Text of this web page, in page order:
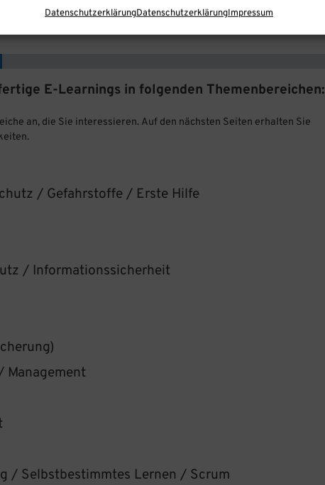
DatenschutzerklärungDatenschutzerklärungImpressum
E-Learnings in folgenden Themenbereichen:
an, die Sie interessieren. Auf den nächsten Seiten erhalten Sie
/ Gefahrstoffe / Erste Hilfe
/ Informationssicherheit
Management
/ Selbstbestimmtes Lernen / Scrum